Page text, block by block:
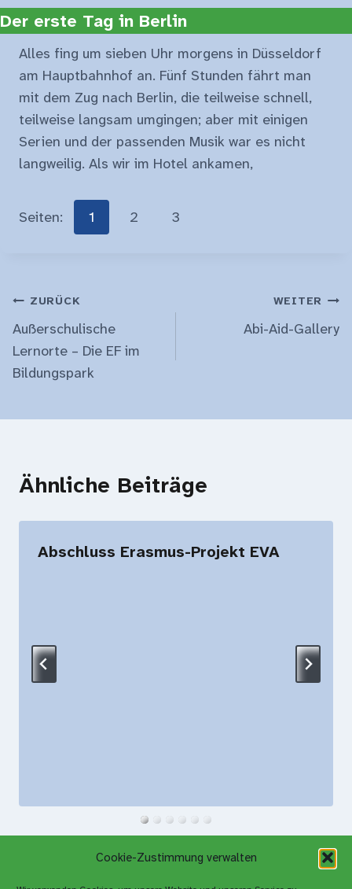
Cookie-Zustimmung verwalten
Der erste Tag in Berlin
Alles fing um sieben Uhr morgens in Düsseldorf
am Hauptbahnhof an. Fünf Stunden fährt man
mit dem Zug nach Berlin, die teilweise schnell,
teilweise langsam umgingen; aber mit einigen
Serien und der passenden Musik war es nicht
langweilig. Als wir im Hotel ankamen,
Seiten: 1 2 3
Beitragsnavigation
ZURÜCK
Außerschulische
Lernorte – Die EF im
Bildungspark
WEITER
Abi-Aid-Gallery
Ähnliche Beiträge
Abschluss Erasmus-Projekt EVA